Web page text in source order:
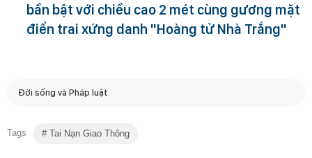
bần bật với chiều cao 2 mét cùng gương mặt
điển trai xứng danh "Hoàng tử Nhà Trắng"
Đời sống và Pháp luật
Tags Tai Nạn Giao Thông